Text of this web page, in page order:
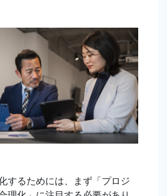
するためには、まず「プロジ